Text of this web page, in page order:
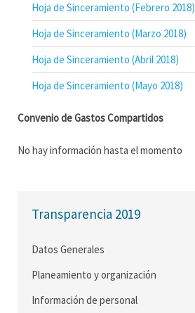
Hoja de Sinceramiento (Febrero 2018)
Hoja de Sinceramiento (Marzo 2018)
Hoja de Sinceramiento (Abril 2018)
Hoja de Sinceramiento (Mayo 2018)
Convenio de Gastos Compartidos
No hay información hasta el momento
Transparencia 2019
Datos Generales
Planeamiento y organización
Información de personal